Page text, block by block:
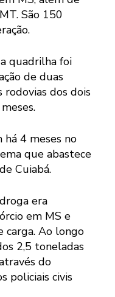
São 150
quadrilha foi
de duas
rodovias dos dois
há 4 meses no
que abastece
Cuiabá.
era
em MS e
carga. Ao longo
2,5 toneladas
do
policiais civis